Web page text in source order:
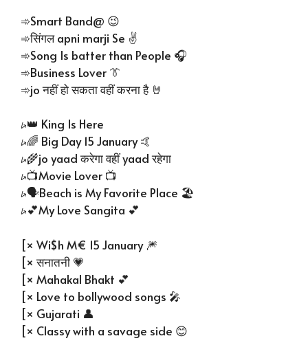
➾Smart Band@ 😉
➾सिंगल apni marji Se ✌
➾Song Is batter than People 🎧
➾Business Lover 👔
➾jo नहीं हो सकता वहीं करना है 🤘
⭟👑 King Is Here
⭟🌈 Big Day 15 January 🤙
⭟🌾jo yaad करेगा वहीं yaad रहेगा
⭟📺Movie Lover 📺
⭟🗣Beach is My Favorite Place 🏖
⭟💕My Love Sangita 💕
[× Wi$h M€ 15 January 🎆
[× सनातनी 💗
[× Mahakal Bhakt 💕
[× Love to bollywood songs 🎤
[× Gujarati 👤
[× Classy with a savage side 😊